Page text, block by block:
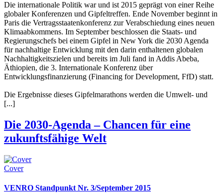
Die internationale Politik war und ist 2015 geprägt von einer Reihe
globaler Konferenzen und Gipfeltreffen. Ende November beginnt in
Paris die Vertragsstaatenkonferenz zur Verabschiedung eines neuen
Klimaabkommens. Im September beschlossen die Staats- und
Regierungschefs bei einem Gipfel in New York die 2030 Agenda
für nachhaltige Entwicklung mit den darin enthaltenen globalen
Nachhaltigkeitszielen und bereits im Juli fand in Addis Abeba,
Äthiopien, die 3. Internationale Konferenz über
Entwicklungsfinanzierung (Financing for Development, FfD) statt.
Die Ergebnisse dieses Gipfelmarathons werden die Umwelt- und
[...]
Die 2030-Agenda – Chancen für eine
zukunftsfähige Welt
Cover
VENRO Standpunkt Nr. 3/September 2015